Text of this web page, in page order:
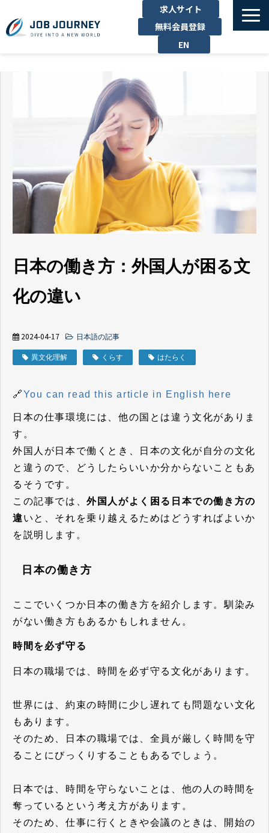
求人サイト
無料会員登録
EN
たのしむ
くらす
はたらく
勉強する
運営企業
お問い合わせ
日本の働き方：外国人が困る文
化の違い
2024-04-17 日本語の記事
異文化理解 くらす はたらく
🔗You can read this article in English here
日本の仕事環境には、他の国とは違う文化がありま
す。
外国人が日本で働くとき、日本の文化が自分の文化
と違うので、どうしたらいいか分からないこともあ
るそうです。
この記事では、外国人がよく困る日本での働き方の
違いと、それを乗り越えるためはどうすればよいか
を説明します。
日本の働き方
ここでいくつか日本の働き方を紹介します。馴染み
がない働き方もあるかもしれません。
時間を必ず守る
日本の職場では、時間を必ず守る文化があります。
世界には、約束の時間に少し遅れても問題ない文化
もあります。
そのため、日本の職場では、全員が厳しく時間を守
ることにびっくりすることもあるでしょう。
日本では、時間を守らないことは、他の人の時間を
奪っているという考え方があります。
そのため、仕事に行くときや会議のときは、開始の